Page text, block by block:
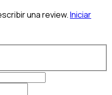
una review.Iniciar